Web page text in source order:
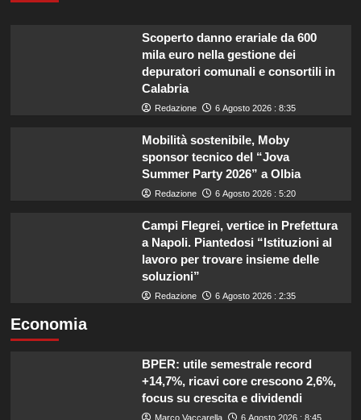
nona puntata, tutte le emozioni e i
colpi di scena!
Scoperto danno erariale da 600
mila euro nella gestione dei
depuratori comunali e consortili in
Calabria
Redazione 6 Agosto 2026 : 8:35
Mobilità sostenibile, Moby
sponsor tecnico del “Jova
Summer Party 2026” a Olbia
Redazione 6 Agosto 2026 : 5:20
Campi Flegrei, vertice in Prefettura
a Napoli. Piantedosi “Istituzioni al
lavoro per trovare insieme delle
soluzioni”
Redazione 6 Agosto 2026 : 2:35
Economia
BPER: utile semestrale record
+14,7%, ricavi core crescono 2,6%,
focus su crescita e dividendi
Marco Vaccarella 6 Agosto 2026 : 8:45